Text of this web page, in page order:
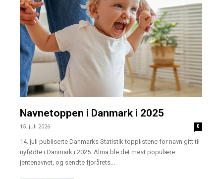
Navnetoppen i Danmark i 2025
15. juli 2026 0
14. juli publiserte Danmarks Statistik topplistene for navn gitt til
nyfødte i Danmark i 2025. Alma ble det mest populære
jentenavnet, og sendte fjorårets...